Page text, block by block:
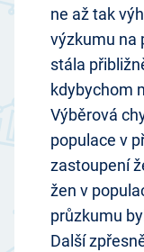
ne až tak
výzkumu na
stála
kdybychom
Výběrová
populace v
zastoupení
žen v
průzkumu
Další